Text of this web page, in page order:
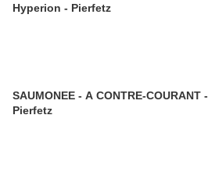
Hyperion - Pierfetz
SAUMONEE - A CONTRE-COURANT -
Pierfetz